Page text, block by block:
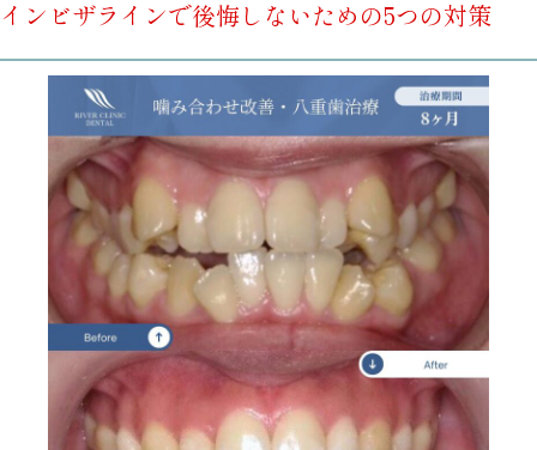
インビザラインで後悔しないための5つの対策